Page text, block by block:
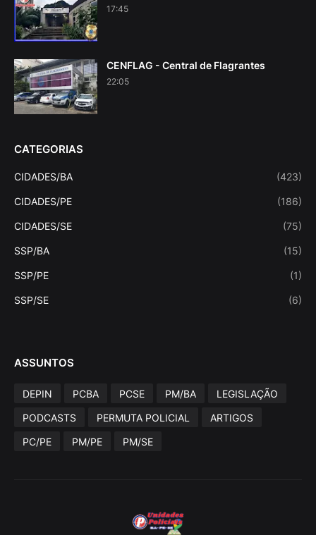
17:45
CENFLAG - Central de Flagrantes
22:05
CATEGORIAS
CIDADES/BA (423)
CIDADES/PE (186)
CIDADES/SE (75)
SSP/BA (15)
SSP/PE (1)
SSP/SE (6)
ASSUNTOS
DEPIN PCBA PCSE PM/BA
LEGISLAÇÃO
PODCASTS
PERMUTA POLICIAL
ARTIGOS
PC/PE
PM/PE PM/SE